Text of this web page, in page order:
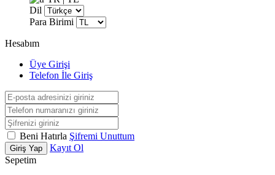
Dil
Para Birimi
Hesabım
Üye Girişi
Telefon İle Giriş
Beni Hatırla Şifremi Unuttum
Giriş Yap
Kayıt Ol
Sepetim